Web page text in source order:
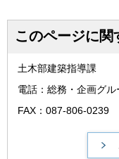
このページに関
土木部建築指導課
電話：総務・企画グ
FAX：087-806-0239